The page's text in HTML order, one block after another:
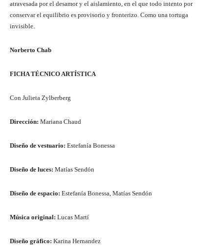
atravesada por el desamor y el aislamiento, en el que todo intento por
conservar el equilibrio es provisorio y fronterizo. Como una tortuga
invisible.
Norberto Chab
FICHA TÉCNICO ARTÍSTICA
Con Julieta Zylberberg
Dirección: Mariana Chaud
Diseño de vestuario: Estefanía Bonessa
Diseño de luces: Matías Sendón
Diseño de espacio: Estefanía Bonessa, Matías Sendón
Música original: Lucas Martí
Diseño gráfico: Karina Hernandez